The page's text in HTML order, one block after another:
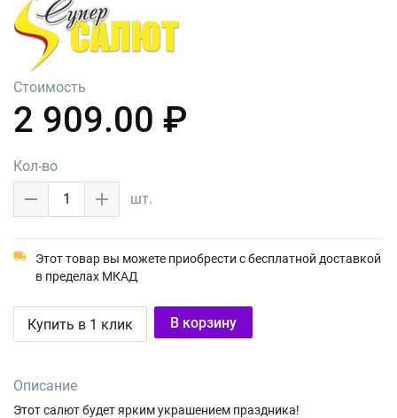
Стоимость
2 909.00 ₽
Кол-во
1
шт.
Этот товар вы можете приобрести с бесплатной доставкой
в пределах МКАД
Купить в 1 клик В корзину
Описание
Этот салют будет ярким украшением праздника!